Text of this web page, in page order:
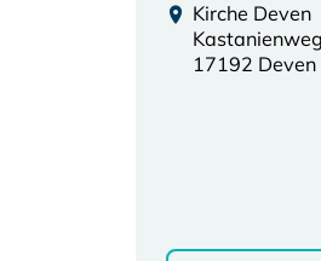
Kirche Deven
Kastanienweg
17192 Deven